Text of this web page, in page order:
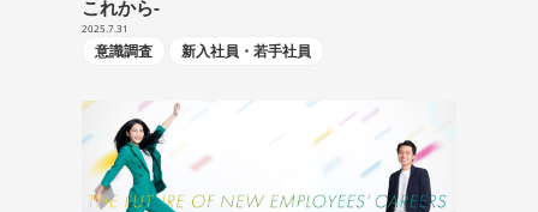
これから-
2025.7.31
意識調査 新入社員・若手社員